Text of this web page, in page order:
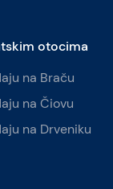
otocima
na Braču
na Čiovu
na Drveniku